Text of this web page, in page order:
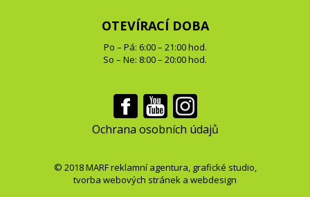
OTEVÍRACÍ DOBA
Po – Pá: 6:00 – 21:00 hod.
So – Ne: 8:00 – 20:00 hod.
Ochrana osobních údajů
© 2018MARFreklamní agentura, grafické studio,
tvorba webových stránek a webdesign